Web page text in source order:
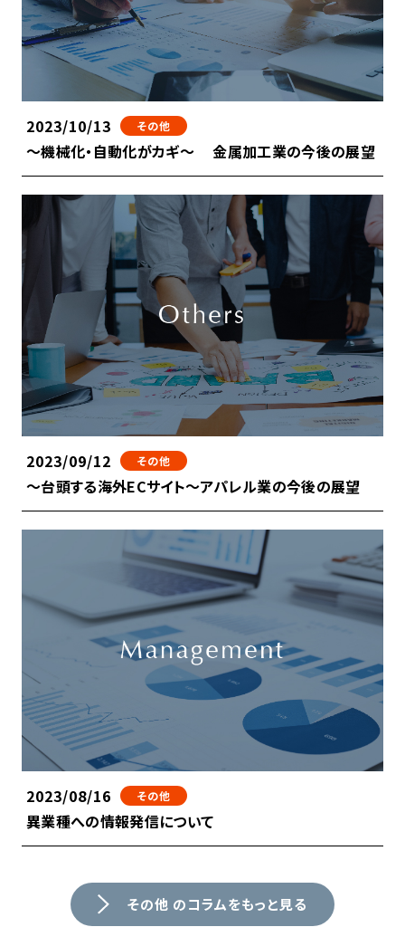
2023/10/13 その他
～機械化・自動化がカギ～ 金属加工業の今後の展望
2023/09/12 その他
～台頭する海外ECサイト～アパレル業の今後の展望
2023/08/16 その他
異業種への情報発信について
その他 のコラムをもっと見る